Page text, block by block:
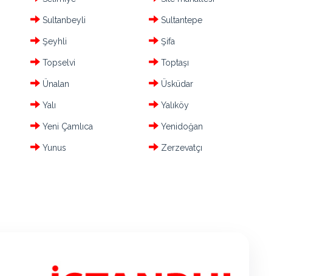
Sultanbeyli Sultantepe
Şeyhli Şifa
Topselvi Toptaşı
Ünalan Üsküdar
Yalı Yalıköy
Yeni Çamlıca Yenidoğan
Yunus Zerzevatçı